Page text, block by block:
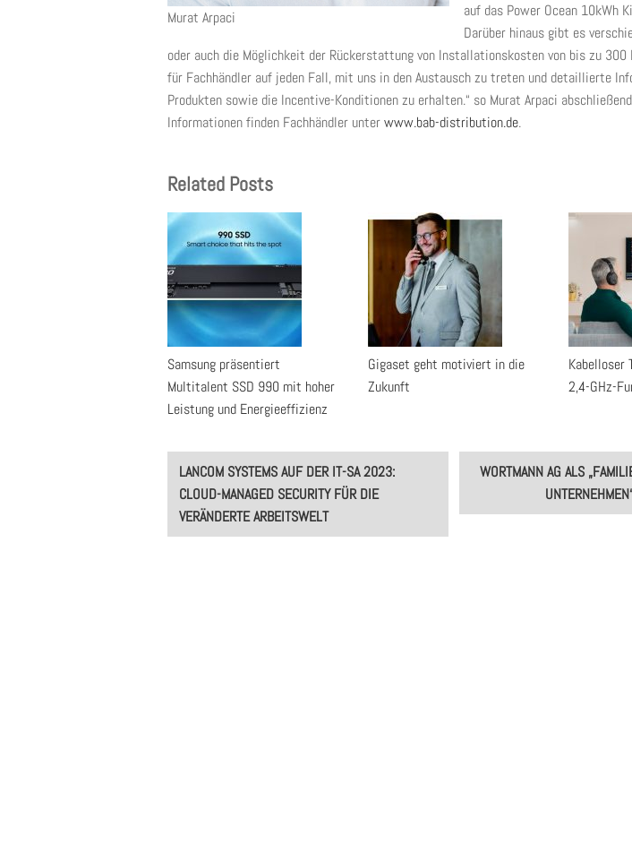
Murat Arpaci
auf das Power Ocean 10kWh
Darüber hinaus gibt es
oder auch die Möglichkeit der Rückerstattung von Installationskosten von bis zu 300
für Fachhändler auf jeden Fall, mit uns in den Austausch zu treten und detaillierte
Produkten sowie die Incentive-Konditionen zu erhalten.“ so Murat Arpaci
Informationen finden Fachhändler unterwww.bab-distribution.de.
Related Posts
Samsung präsentiert
Multitalent SSD 990 mit hoher
Leistung und Energieeffizienz
Gigaset geht motiviert in die
Zukunft
Kabelloser
2,4-GHz-
Post
navigation
LANCOM SYSTEMS AUF DER IT-SA 2023:
CLOUD-MANAGED SECURITY FÜR DIE
VERÄNDERTE ARBEITSWELT
WORTMANN AG ALS